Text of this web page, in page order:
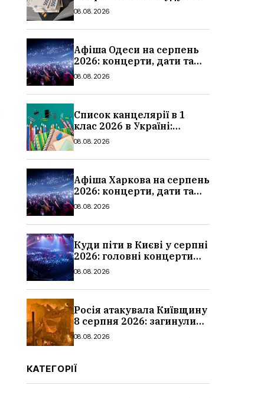
мінімальні та
суми
08.08.2026
Афіша Одеси на серпень
2026: концерти, дати та
ціни квитків
08.08.2026
Список канцелярії в 1
клас 2026 в Україні:
повний чек-лист для
08.08.2026
Афіша Харкова на серпень
2026: концерти, дати та
ціни квитків
08.08.2026
Куди піти в Києві у серпні
2026: головні концерти
місяця, дати, артисти та
08.08.2026
Росія атакувала Київщину
8 серпня 2026: загинули
троє людей, серед них
08.08.2026
КАТЕГОРІЇ